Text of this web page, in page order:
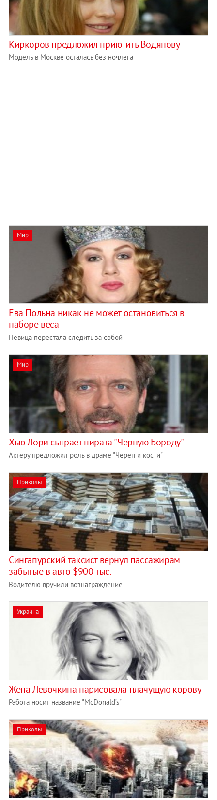
Киркоров предложил приютить Водянову
Модель в Москве осталась без ночлега
Мир
Ева Польна никак не может остановиться в
наборе веса
Певица перестала следить за собой
Мир
Хью Лори сыграет пирата "Черную Бороду"
Актеру предложил роль в драме "Череп и кости"
Приколы
Cингапурский таксист вернул пассажирам
забытые в авто $900 тыс.
Водителю вручили вознаграждение
Украина
Жена Левочкина нарисовала плачущую корову
Работа носит название "McDonald’s"
Приколы